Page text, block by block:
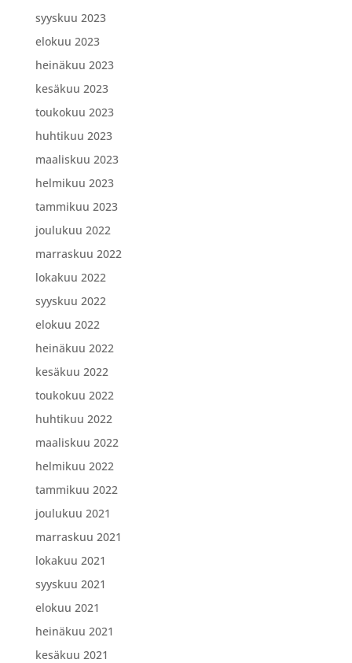
syyskuu 2023
elokuu 2023
heinäkuu 2023
kesäkuu 2023
toukokuu 2023
huhtikuu 2023
maaliskuu 2023
helmikuu 2023
tammikuu 2023
joulukuu 2022
marraskuu 2022
lokakuu 2022
syyskuu 2022
elokuu 2022
heinäkuu 2022
kesäkuu 2022
toukokuu 2022
huhtikuu 2022
maaliskuu 2022
helmikuu 2022
tammikuu 2022
joulukuu 2021
marraskuu 2021
lokakuu 2021
syyskuu 2021
elokuu 2021
heinäkuu 2021
kesäkuu 2021